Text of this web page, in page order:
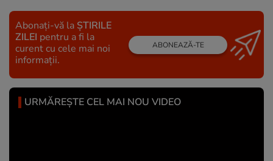
Abonați-vă la ȘTIRILE
ZILEI pentru a fi la
curent cu cele mai noi
informații.
ABONEAZĂ-TE
URMĂREȘTE CEL MAI NOU VIDEO